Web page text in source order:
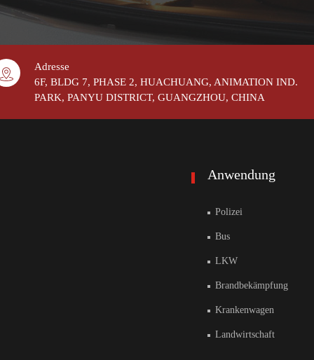
Adresse
6F, BLDG 7, PHASE 2, HUACHUANG, ANIMATION IND.
PARK, PANYU DISTRICT, GUANGZHOU, CHINA
Anwendung
Polizei
Bus
LKW
Brandbekämpfung
Krankenwagen
Landwirtschaft